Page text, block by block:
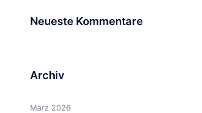
Neueste Kommentare
Archiv
März 2026